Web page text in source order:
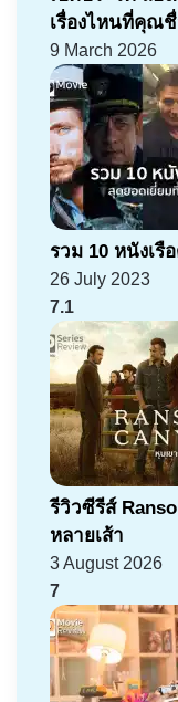
เรื่องไหนที่คุณ
9 March 2026
รวม 10 หนังเ
26 July 2023
7.1
รีวิวซีรีส์
หลายเส้า
3 August 2026
7